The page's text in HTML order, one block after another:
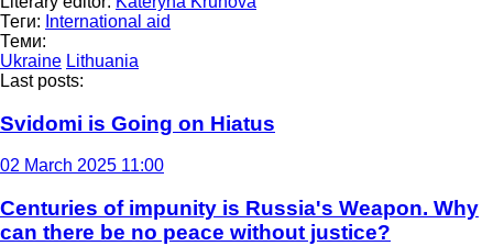
Теги: International aid
Теми:
Ukraine Lithuania
Last posts:
Svidomi is Going on Hiatus
02 March 2025 11:00
Centuries of impunity is Russia's Weapon. Why
can there be no peace without justice?